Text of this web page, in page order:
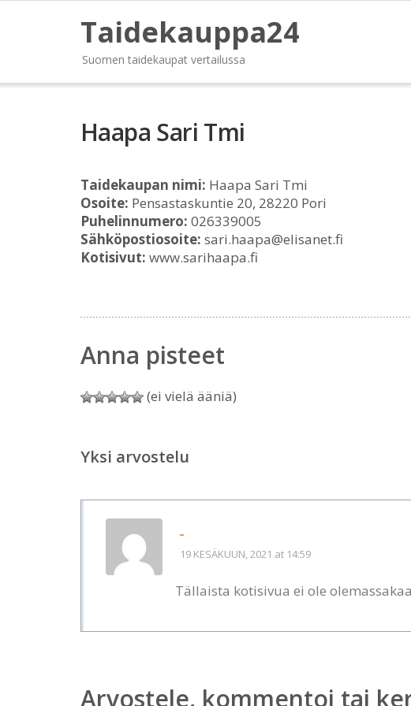
Taidekauppa24
Suomen taidekaupat vertailussa
Haapa Sari Tmi
Taidekaupan nimi: Haapa Sari Tmi
Osoite: Pensastaskuntie 20, 28220 Pori
Puhelinnumero: 026339005
Sähköpostiosoite: sari.haapa@elisanet.fi
Kotisivut: www.sarihaapa.fi
Anna pisteet
(ei vielä ääniä)
Yksi arvostelu
-
19 KESÄKUUN, 2021 at 14:59
Tällaista kotisivua ei ole
Arvostele, kommentoi tai